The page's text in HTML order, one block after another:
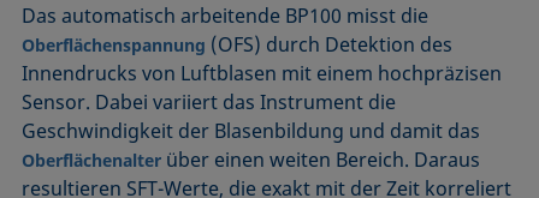
Das automatisch arbeitende BP100 misst die
Oberflächenspannung (OFS) durch Detektion des
Innendrucks von Luftblasen mit einem hochpräzisen
Sensor. Dabei variiert das Instrument die
Geschwindigkeit der Blasenbildung und damit das
Oberflächenalter über einen weiten Bereich. Daraus
resultieren SFT-Werte, die exakt mit der Zeit korreliert